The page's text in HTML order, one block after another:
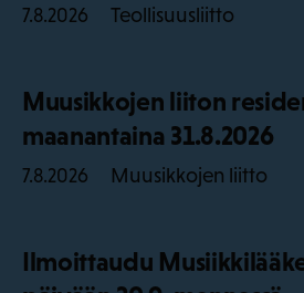
7.8.2026 Teollisuusliitto
Muusikkojen liiton
maanantaina 31.8.2026
7.8.2026 Muusikkojen liitto
Ilmoittaudu